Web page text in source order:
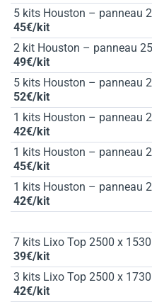
5 kits Houston – panneau
45€/kit
2 kit Houston – panneau
49€/kit
5 kits Houston – panneau
52€/kit
1 kits Houston – panneau
42€/kit
1 kits Houston – panneau
45€/kit
1 kits Houston – panneau
42€/kit
7 kits Lixo Top 2500 x
39€/kit
3 kits Lixo Top 2500 x
42€/kit